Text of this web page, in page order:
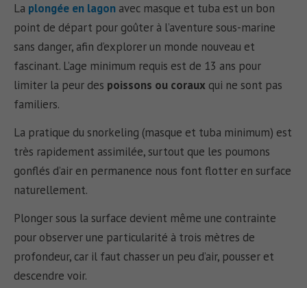
La plongée en lagon avec masque et tuba est un bon
point de départ pour goûter à l’aventure sous-marine
sans danger, afin d’explorer un monde nouveau et
fascinant. L’age minimum requis est de 13 ans pour
limiter la peur des poissons ou coraux qui ne sont pas
familiers.
La pratique du snorkeling (masque et tuba minimum) est
très rapidement assimilée, surtout que les poumons
gonflés d’air en permanence nous font flotter en surface
naturellement.
Plonger sous la surface devient même une contrainte
pour observer une particularité à trois mètres de
profondeur, car il faut chasser un peu d’air, pousser et
descendre voir.